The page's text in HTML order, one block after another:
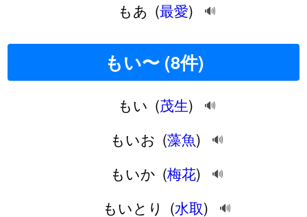
もあ (最愛) 🔊
もい〜 (8件)
もい (茂生) 🔊
もいお (藻魚) 🔊
もいか (梅花) 🔊
もいとり (水取) 🔊